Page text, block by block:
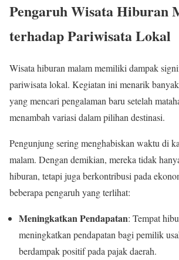
Pengaruh Wisata Hiburan
terhadap Pariwisata Lokal
Wisata hiburan malam memiliki dampak
pariwisata lokal. Kegiatan ini menarik
yang mencari pengalaman baru setelah
menambah variasi dalam pilihan destinasi.
Pengunjung sering menghabiskan waktu di
malam. Dengan demikian, mereka tidak
hiburan, tetapi juga berkontribusi pada
beberapa pengaruh yang terlihat:
Meningkatkan Pendapatan: Tempat
meningkatkan pendapatan bagi pemilik
berdampak positif pada pajak daerah.